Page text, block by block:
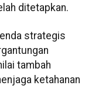
ditetapkan.
strategis
tambah
ketahanan